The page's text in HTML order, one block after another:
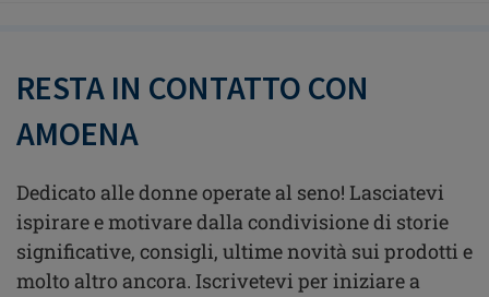
RESTA IN CONTATTO CON
AMOENA
Dedicato alle donne operate al seno! Lasciatevi
ispirare e motivare dalla condivisione di storie
significative, consigli, ultime novità sui prodotti e
molto altro ancora. Iscrivetevi per iniziare a